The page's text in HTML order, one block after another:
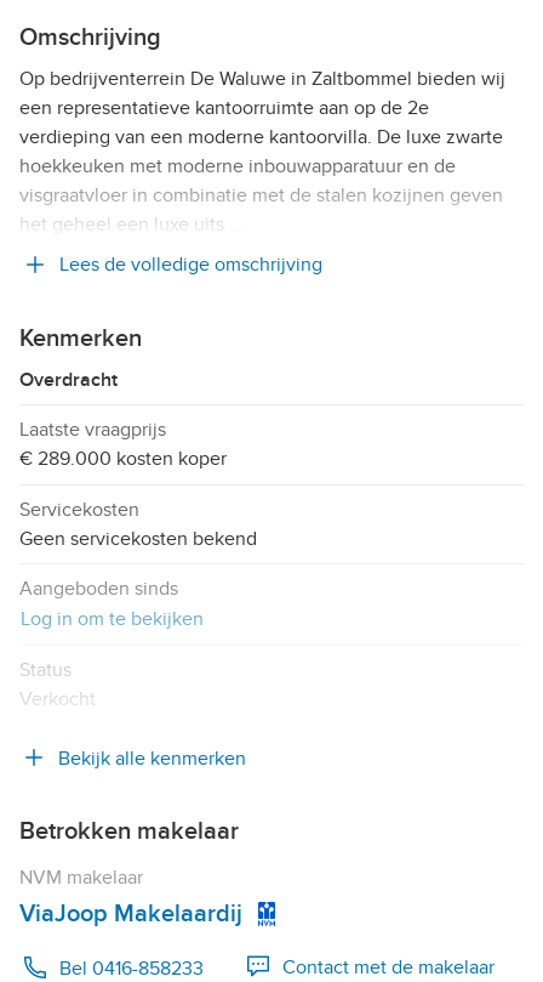
Omschrijving
Op bedrijventerrein De Waluwe in Zaltbommel bieden wij
een representatieve kantoorruimte aan op de 2e
verdieping van een moderne kantoorvilla. De luxe zwarte
hoekkeuken met moderne inbouwapparatuur en de
visgraatvloer in combinatie met de stalen kozijnen geven
het geheel een luxe uits …
Lees de volledige omschrijving
Kenmerken
Overdracht
Laatste vraagprijs
€ 289.000 kosten koper
Servicekosten
Geen servicekosten bekend
Aangeboden sinds
Log in om te bekijken
Status
Verkocht
Bekijk alle kenmerken
Betrokken makelaar
NVM makelaar
ViaJoop Makelaardij
Bel 0416-858233 Contact met de makelaar